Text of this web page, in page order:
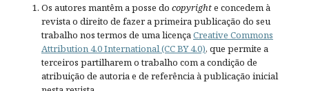
Os autores mantêm a posse do copyrighte concedem à
revista o direito de fazer a primeira publicação do seu
trabalho nos termos de uma licençaCreative Commons
Attribution 4.0 International (CC BY 4.0), que permite a
terceiros partilharem o trabalho com a condição de
atribuição de autoria e de referência à publicação inicial